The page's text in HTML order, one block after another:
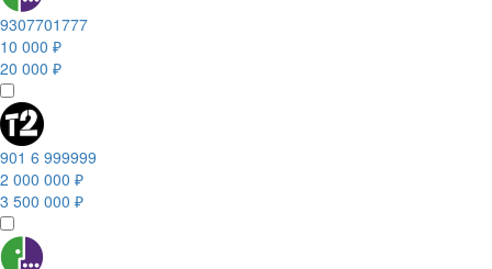
9307701777
10 000 ₽
20 000 ₽
901 6 999999
2 000 000 ₽
3 500 000 ₽